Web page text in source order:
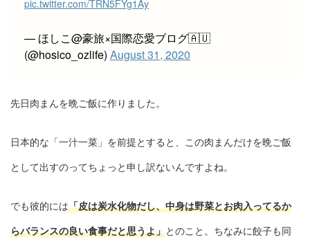
pic.twitter.com/TRN5FYg1Ay
— ほしこ@豪旅×国際恋愛ブログ🇦🇺
(@hosico_ozlife) August 31, 2020
先日肉まんを晩ご飯に作りました。
日本的な「一汁一菜」を前提とすると、この肉まんだけを晩ご飯
として出すのってちょっと申し訳ないんですよね。
でも彼的には「皮は炭水化物だし、中身は野菜とお肉入ってるか
らバランスの良い食事だと思うよ」とのこと。ちなみに餃子も同